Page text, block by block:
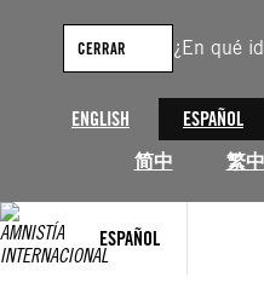
¿En qué
ENGLISH ESPAÑOL
简中
繁中
CERRAR
ESPAÑOL
contenido